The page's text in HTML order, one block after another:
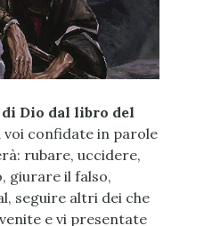
Dio dal libro del
voi confidate in parole
rubare, uccidere,
giurare il falso,
seguire altri dei che
e vi presentate